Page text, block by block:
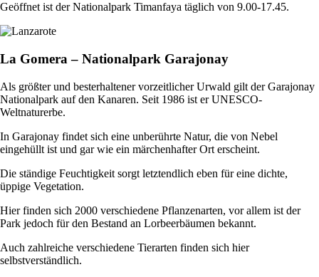
Geöffnet ist der Nationalpark Timanfaya täglich von 9.00-17.45.
La Gomera – Nationalpark Garajonay
Als größter und besterhaltener vorzeitlicher Urwald gilt der Garajonay
Nationalpark auf den Kanaren. Seit 1986 ist er UNESCO-
Weltnaturerbe.
In Garajonay findet sich eine unberührte Natur, die von Nebel
eingehüllt ist und gar wie ein märchenhafter Ort erscheint.
Die ständige Feuchtigkeit sorgt letztendlich eben für eine dichte,
üppige Vegetation.
Hier finden sich 2000 verschiedene Pflanzenarten, vor allem ist der
Park jedoch für den Bestand an Lorbeerbäumen bekannt.
Auch zahlreiche verschiedene Tierarten finden sich hier
selbstverständlich.